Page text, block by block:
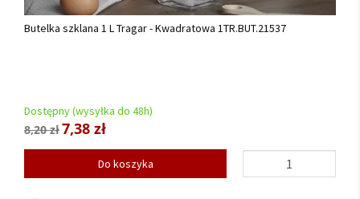
Butelka szklana 1 L Tragar - Kwadratowa 1TR.BUT.21537
Dostępny (wysyłka do 48h)
8,20 zł7,38 zł
Do koszyka